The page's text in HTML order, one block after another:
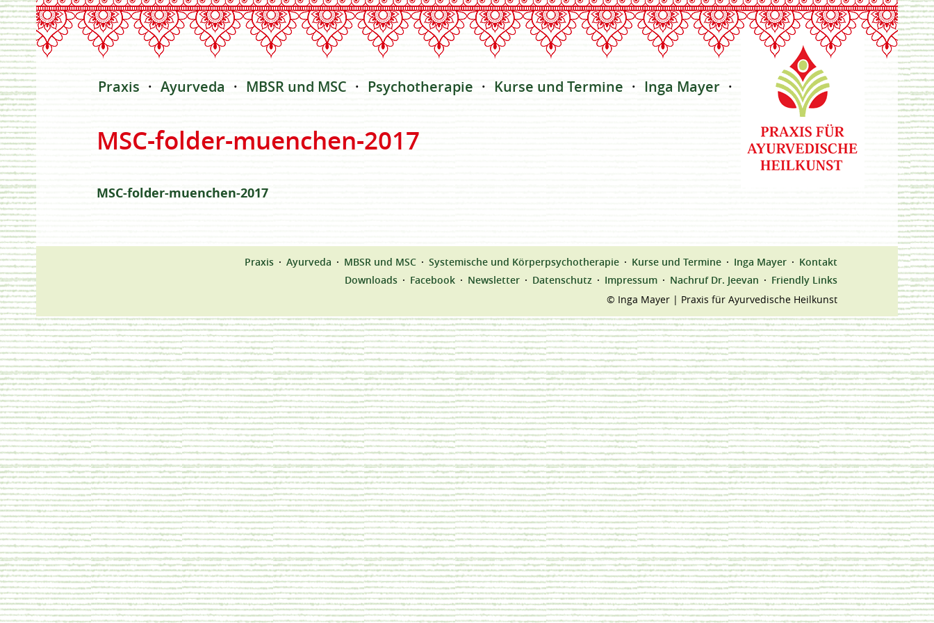
Praxis Ayurveda MBSR und MSC Psychotherapie Kurse und Termine Inga Mayer Kontakt
MSC-folder-muenchen-2017
MSC-folder-muenchen-2017
Praxis Ayurveda MBSR und MSC Systemische und Körperpsychotherapie Kurse und Termine Inga Mayer
Kontakt
Downloads
Facebook Newsletter Datenschutz Impressum Nachruf Dr. Jeevan
Friendly Links
© Inga Mayer | Praxis für Ayurvedische Heilkunst